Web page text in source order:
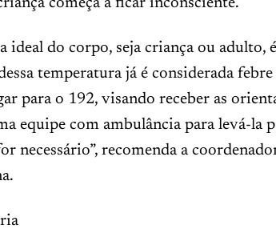
começa a ficar inconsciente.
ideal do corpo, seja criança ou adulto,
temperatura já é considerada febre
para o 192, visando receber as
equipe com ambulância para levá-la
necessário”, recomenda a